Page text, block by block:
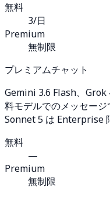
無料
3/日
Premium
無制限
プレミアムチャット
Gemini 3.6 Flash、
料モデルでのメッセー
Sonnet 5 は Enterprise
無料
—
Premium
無制限